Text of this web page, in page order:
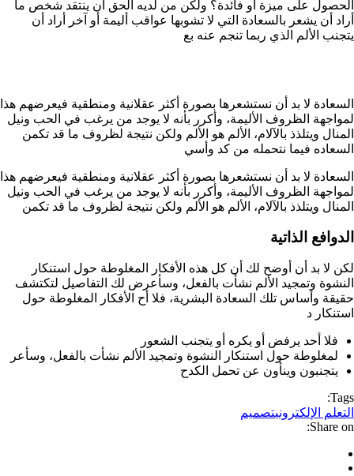
الحصول على ميزة أو فائدة؟ ولكن من لديه الحق أن ينتقد شخص ما
أراد أن يشعر بالسعادة التي لا تشوبها عواقب أليمة أو آخر أراد أن
يتجنب الألم الذي ربما تنجم عنه بع
السعادة لا بد أن نستشعرها بصورة أكثر عقلانية ومنطقية فيعرضهم هذا
لمواجهة الظروف الأليمة، وأكرر بأنه لا يوجد من يرغب في الحب ونيل
المنال ويتلذذ بالآلام، الألم هو الألم ولكن نتيجة لظروف ما قد تكمن
السعاده فيما نتحمله من كد وأسي
السعادة لا بد أن نستشعرها بصورة أكثر عقلانية ومنطقية فيعرضهم هذا
لمواجهة الظروف الأليمة، وأكرر بأنه لا يوجد من يرغب في الحب ونيل
المنال ويتلذذ بالآلام، الألم هو الألم ولكن نتيجة لظروف ما قد تكمن
الدوافع الذاتية
لكن لا بد أن أوضح لك أن كل هذه الأفكار المغلوطة حول استنكار
النشوة وتمجيد الألم نشأت بالفعل، وسأعرض لك التفاصيل لتكتشف
حقيقة وأساس تلك السعادة البشرية، فلا أح الأفكار المغلوطة حول
استنكار د
فلا أحد يرفض أو يكره أو يتجنب الشعور
لمغلوطة حول استنكار النشوة وتمجيد الألم نشأت بالفعل، وسأعر
يتجنبون وينأون عن تحمل الكدح
Tags:
التعلم الإلكترونيتصميم
Share on: